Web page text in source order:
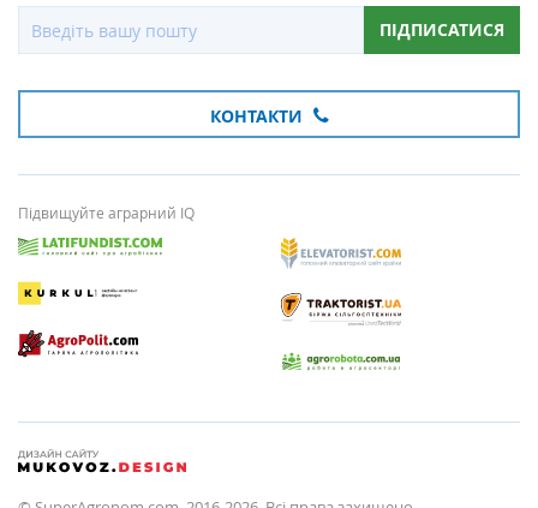
ПІДПИСАТИСЯ
КОНТАКТИ
Підвищуйте аграрний IQ